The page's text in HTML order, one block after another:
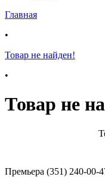
Главная
•
Товар не найден!
•
Товар не
Премьера (351) 240-00-